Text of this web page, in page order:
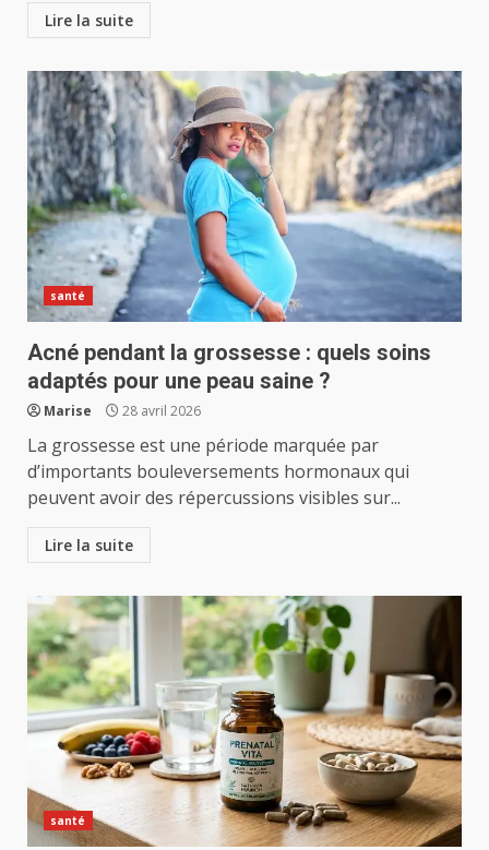
Lire la suite
santé
Acné pendant la grossesse : quels soins
adaptés pour une peau saine ?
Marise 28 avril 2026
La grossesse est une période marquée par
d’importants bouleversements hormonaux qui
peuvent avoir des répercussions visibles sur...
Lire la suite
santé